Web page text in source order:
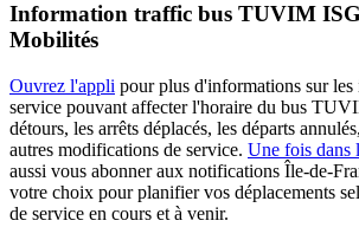
Information traffic bus TUVIM
Mobilités
Ouvrez l'appli pour plus d'informations sur les
service pouvant affecter l'horaire du bus
détours, les arrêts déplacés, les départs
autres modifications de service. Une fois dans
aussi vous abonner aux notifications Île-de-
votre choix pour planifier vos déplacements
de service en cours et à venir.